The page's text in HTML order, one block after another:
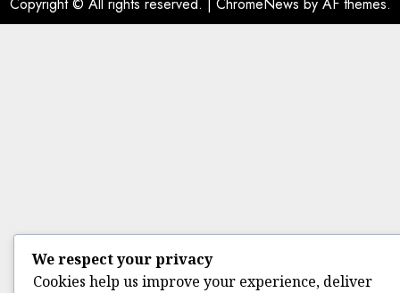
We respect your privacy
Cookies help us improve your experience, deliver